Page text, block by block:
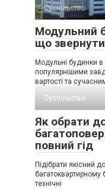
Суспільство
Модульний
що
Модульні будинки в
популярнішими
вартості та
Суспільство
Як обрати
повний гід
Підібрати якісний
багатоквартирному
технічні